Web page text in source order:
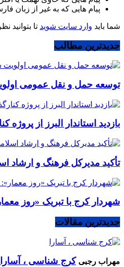
پیام هایی که به غیر از زبان
شما باید وارد سایت شوید تا بتوانید
جدیدترین مطالب
توسعه حمل و نقل عمومی
بازدید استاندار البرز از
تأکید مدیرکل فرهنگ و ارشاد
شهردار کرج با تبریک «روز
جدیدترین مقالات
مهراب رجبی کرج شناسی ، آسارا